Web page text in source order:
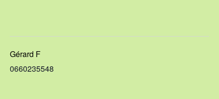
Gérard F
0660235548